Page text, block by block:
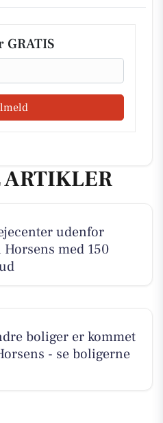
GRATIS
udenfor
med 150
boliger er kommet
- se boligerne